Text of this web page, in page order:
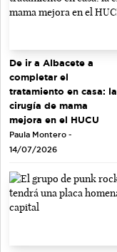
De ir a Albacete a
completar el
tratamiento en casa: la
cirugía de mama
mejora en el HUCU
Paula Montero -
14/07/2026